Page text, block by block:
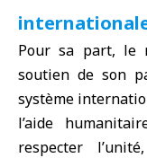
Pour sa part, le
soutien de son
système
l’aide
respecter